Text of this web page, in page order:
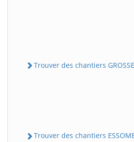
Trouver des chantiers
Trouver des chantiers